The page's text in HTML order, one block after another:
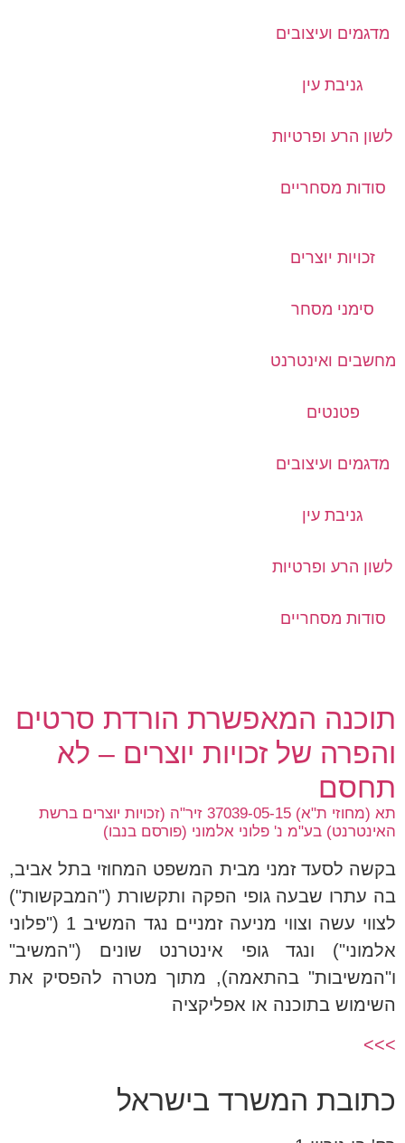
מדגמים ועיצובים
גניבת עין
לשון הרע ופרטיות
סודות מסחריים
זכויות יוצרים
סימני מסחר
מחשבים ואינטרנט
פטנטים
מדגמים ועיצובים
גניבת עין
לשון הרע ופרטיות
סודות מסחריים
תוכנה המאפשרת הורדת סרטים
והפרה של זכויות יוצרים – לא
תחסם
תא (מחוזי ת"א) 37039-05-15 זיר"ה (זכויות יוצרים ברשת
האינטרנט) בע"מ נ' פלוני אלמוני (פורסם בנבו)
בקשה לסעד זמני מבית המשפט המחוזי בתל אביב,
בה עתרו שבעה גופי הפקה ותקשורת ("המבקשות")
לצווי עשה וצווי מניעה זמניים נגד המשיב 1 ("פלוני
אלמוני") ונגד גופי אינטרנט שונים ("המשיב"
ו"המשיבות" בהתאמה), מתוך מטרה להפסיק את
השימוש בתוכנה או אפליקציה
>>>
כתובת המשרד בישראל